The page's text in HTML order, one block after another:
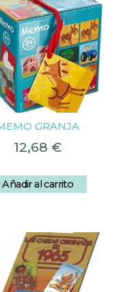
GRANJA
12,68 €
Añadir al carrito